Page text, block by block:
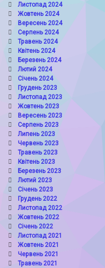
Листопад 2024
Жовтень 2024
Вересень 2024
Серпень 2024
Травень 2024
Квітень 2024
Березень 2024
Лютий 2024
Січень 2024
Грудень 2023
Листопад 2023
Жовтень 2023
Вересень 2023
Серпень 2023
Липень 2023
Червень 2023
Травень 2023
Квітень 2023
Березень 2023
Лютий 2023
Січень 2023
Грудень 2022
Листопад 2022
Жовтень 2022
Січень 2022
Листопад 2021
Жовтень 2021
Червень 2021
Травень 2021